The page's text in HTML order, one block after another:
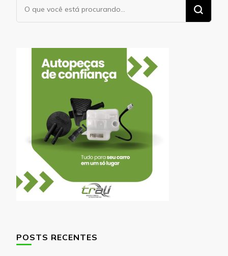
Procurando
algo?
POSTS RECENTES